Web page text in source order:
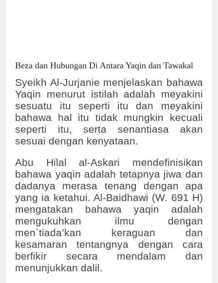
Beza dan Hubungan Di Antara Yaqin dan Tawakal
Syeikh Al-Jurjanie menjelaskan bahawa
Yaqin menurut istilah adalah meyakini
sesuatu itu seperti itu dan meyakini
bahawa hal itu tidak mungkin kecuali
seperti itu, serta senantiasa akan
sesuai dengan kenyataan.
Abu Hilal al-Askari mendefinisikan
bahawa yaqin adalah tetapnya jiwa dan
dadanya merasa tenang dengan apa
yang ia ketahui. Al-Baidhawi (W. 691 H)
mengatakan bahawa yaqin adalah
mengukuhkan ilmu dengan
men`tiada’kan keraguan dan
kesamaran tentangnya dengan cara
berfikir secara mendalam dan
menunjukkan dalil.